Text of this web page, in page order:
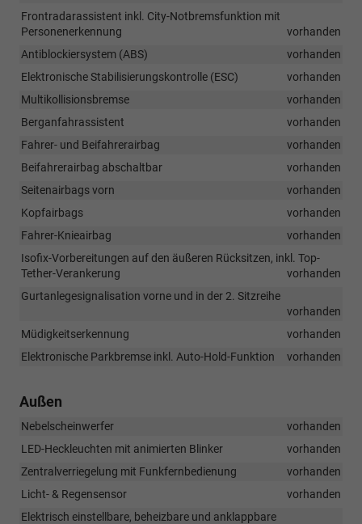
Frontradarassistent inkl. City-Notbremsfunktion mit
Personenerkennung
vorhanden
Antiblockiersystem (ABS)
vorhanden
Elektronische Stabilisierungskontrolle (ESC)
vorhanden
Multikollisionsbremse
vorhanden
Berganfahrassistent
vorhanden
Fahrer- und Beifahrerairbag
vorhanden
Beifahrerairbag abschaltbar
vorhanden
Seitenairbags vorn
vorhanden
Kopfairbags
vorhanden
Fahrer-Knieairbag
vorhanden
Isofix-Vorbereitungen auf den äußeren Rücksitzen, inkl. Top-
Tether-Verankerung
vorhanden
Gurtanlegesignalisation vorne und in der 2. Sitzreihe
vorhanden
Müdigkeitserkennung
vorhanden
Elektronische Parkbremse inkl. Auto-Hold-Funktion
vorhanden
Außen
Nebelscheinwerfer
vorhanden
LED-Heckleuchten mit animierten Blinker
vorhanden
Zentralverriegelung mit Funkfernbedienung
vorhanden
Licht- & Regensensor
vorhanden
Elektrisch einstellbare, beheizbare und anklappbare